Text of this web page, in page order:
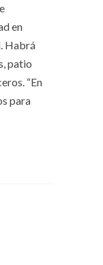
en
Habrá
patio
“En
para